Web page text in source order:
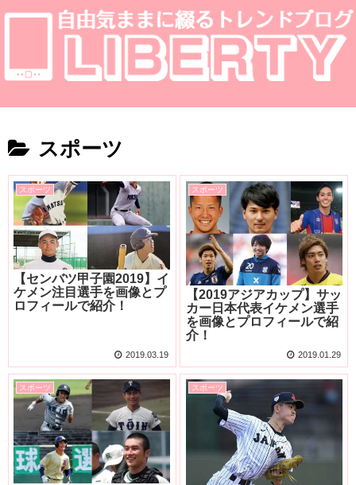
スポーツ
スポーツ
【センバツ甲子園2019】イ
ケメン注目選手を画像とプ
ロフィールで紹介！
2019.03.19
スポーツ
【2019アジアカップ】サッ
カー日本代表イケメン選手
を画像とプロフィールで紹
介！
2019.01.29
スポーツ スポーツ